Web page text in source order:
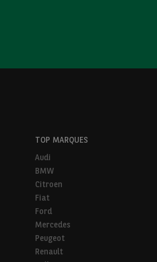
TOP MARQUES
Audi
BMW
Citroen
Fiat
Ford
Mercedes
Peugeot
Renault